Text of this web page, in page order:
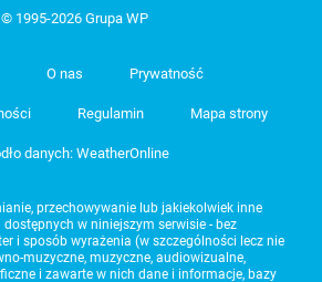
© 1995-2026 Grupa WP
O nas Prywatność
Regulamin Mapa strony
danych: WeatherOnline
przechowywanie lub jakiekolwiek inne
w niniejszym serwisie - bez
i sposób wyrażenia (w szczególności lecz nie
muzyczne, muzyczne, audiowizualne,
i zawarte w nich dane i informacje, bazy